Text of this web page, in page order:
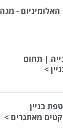
- מגה
| תחום
>
בניין
מאתגרים >